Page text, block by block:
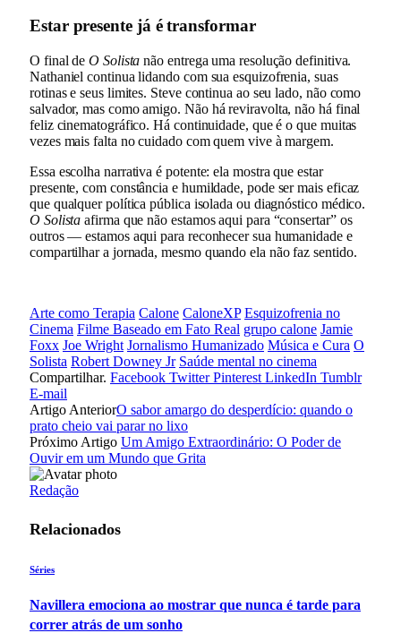
Estar presente já é transformar
O final deO Solista não entrega uma resolução definitiva.
Nathaniel continua lidando com sua esquizofrenia, suas
rotinas e seus limites. Steve continua ao seu lado, não como
salvador, mas como amigo. Não há reviravolta, não há final
feliz cinematográfico. Há continuidade, que é o que muitas
vezes mais falta no cuidado com quem vive à margem.
Essa escolha narrativa é potente: ela mostra que estar
presente, com constância e humildade, pode ser mais eficaz
que qualquer política pública isolada ou diagnóstico médico.
O Solista afirma que não estamos aqui para “consertar” os
outros — estamos aqui para reconhecer sua humanidade e
compartilhar a jornada, mesmo quando ela não faz sentido.
Arte como Terapia Calone CaloneXP Esquizofrenia no
Cinema Filme Baseado em Fato Real grupo calone Jamie
Foxx Joe Wright Jornalismo Humanizado Música e Cura O
Solista Robert Downey Jr Saúde mental no cinema
Compartilhar. Facebook Twitter Pinterest LinkedIn Tumblr
E-mail
Artigo AnteriorO sabor amargo do desperdício: quando o
prato cheio vai parar no lixo
Próximo Artigo Um Amigo Extraordinário: O Poder de
Ouvir em um Mundo que Grita
Redação
Relacionados
Séries
Navillera emociona ao mostrar que nunca é tarde para
correr atrás de um sonho